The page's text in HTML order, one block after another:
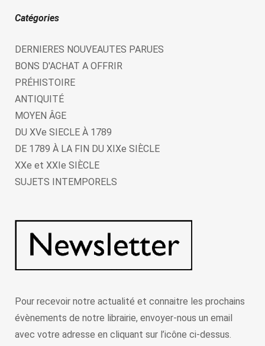
Catégories
DERNIERES NOUVEAUTES PARUES
BONS D'ACHAT A OFFRIR
PRÉHISTOIRE
ANTIQUITÉ
MOYEN ÂGE
DU XVe SIECLE À 1789
DE 1789 À LA FIN DU XIXe SIÈCLE
XXe et XXIe SIÈCLE
SUJETS INTEMPORELS
Pour recevoir notre actualité et connaitre les prochains
évènements de notre librairie, envoyer-nous un email
avec votre adresse en cliquant sur l’icône ci-dessus.